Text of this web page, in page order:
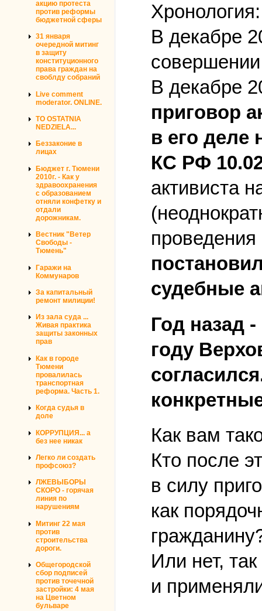
акцию протеста
против реформы
бюджетной сферы
31 января
очередной митинг
в защиту
конституционного
права граждан на
своблду собраний
Live comment
moderator. ONLINE.
TO OSTATNIA
NEDZIELA...
Беззаконие в
лицах
Бюджет г. Тюмени
2010г. - Как у
здравоохранения
с образованием
отняли конфетку и
отдали
дорожникам.
Вестник "Ветер
Свободы -
Тюмень"
Гаражи на
Коммунаров
За капитальный
ремонт милиции!
Из зала суда ...
Живая практика
защиты законных
прав
Как в городе
Тюмени
провалилась
транспортная
реформа. Часть 1.
Когда судья в
доле
КОРРУПЦИЯ... а
без нее никак
Легко ли создать
профсоюз?
ЛЖЕВЫБОРЫ
СКОРО - горячая
линия по
нарушениям
Митинг 22 мая
против
строительства
дороги.
Общегородской
сбор подписей
против точечной
застройки: 4 мая
на Цветном
бульваре
Хронология:
В декабре
В декабре
приговор
в его деле
КС РФ
активиста
судебные
Год назад
году
Как вам
Кто после
в силу
как
Или нет,
и